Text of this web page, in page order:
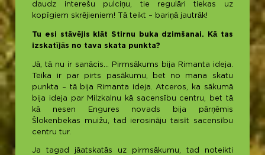
daudz interešu pulciņu, tie regulāri tiekas uz
kopīgiem skrējieniem! Tā teikt – bariņā jautrāk!
Tu esi stāvējis klāt Stirnu buka dzimšanai. Kā tas
izskatījās no tava skata punkta?
Jā, tā nu ir sanācis… Pirmsākums bija Rimanta ideja.
Teika ir par pirts pasākumu, bet no mana skatu
punkta – tā bija Rimanta ideja. Atceros, ka sākumā
bija ideja par Milzkalnu kā sacensību centru, bet tā
kā nesen Engures novads bija pārņēmis
Šlokenbekas muižu, tad ierosināju taisīt sacensību
centru tur.
Ja tagad jāatskatās uz pirmsākumu, tad noteikti